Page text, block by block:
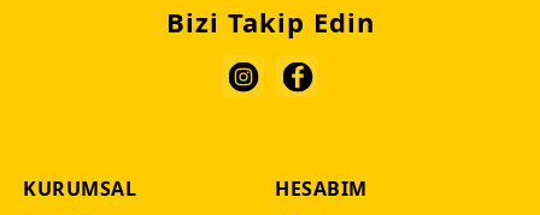
Bizi Takip Edin
KURUMSAL HESABIM